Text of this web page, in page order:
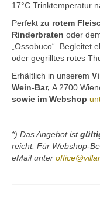
Downloads
Datenschutz
Impressum
17°C Trinktemperatur
Perfekt zu rotem
Rinderbraten oder
„Ossobuco“. Begleitet
oder gegrilltes rotes
Erhältlich in unserem
Wein-Bar, A 2700
sowie im Webshop
*) Das Angebot ist
reicht. Für Webshop-
eMail unter